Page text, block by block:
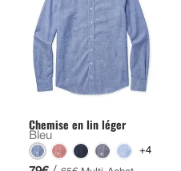
Chemise en lin léger
Bleu
+4